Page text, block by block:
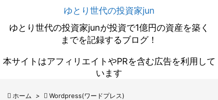
ゆとり世代の投資家jun
ゆとり世代の投資家junが投資で1億円の資産を築く
までを記録するブログ！
本サイトはアフィリエイトやPRを含む広告を利用して
います
 ホーム >  Wordpress(ワードプレス)